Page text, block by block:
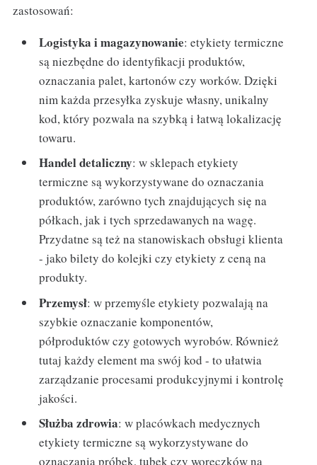
zastosowań:
Logistyka i magazynowanie: etykiety termiczne
są niezbędne do identyfikacji produktów,
oznaczania palet, kartonów czy worków. Dzięki
nim każda przesyłka zyskuje własny, unikalny
kod, który pozwala na szybką i łatwą lokalizację
towaru.
Handel detaliczny: w sklepach etykiety
termiczne są wykorzystywane do oznaczania
produktów, zarówno tych znajdujących się na
półkach, jak i tych sprzedawanych na wagę.
Przydatne są też na stanowiskach obsługi klienta
- jako bilety do kolejki czy etykiety z ceną na
produkty.
Przemysł: w przemyśle etykiety pozwalają na
szybkie oznaczanie komponentów,
półproduktów czy gotowych wyrobów. Również
tutaj każdy element ma swój kod - to ułatwia
zarządzanie procesami produkcyjnymi i kontrolę
jakości.
Służba zdrowia: w placówkach medycznych
etykiety termiczne są wykorzystywane do
oznaczania próbek, tubek czy woreczków na